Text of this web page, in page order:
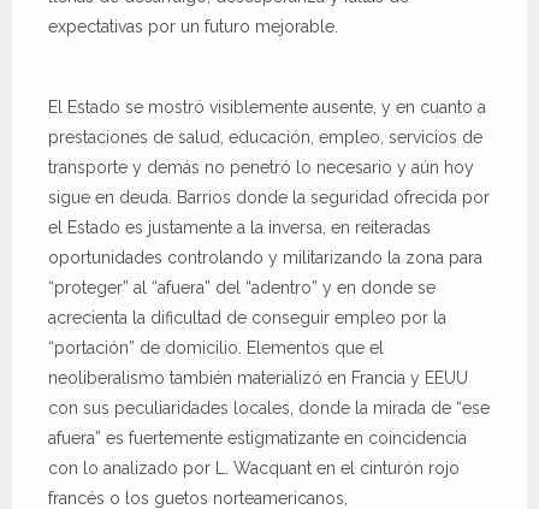
expectativas por un futuro mejorable.
El Estado se mostró visiblemente ausente, y en cuanto a
prestaciones de salud, educación, empleo, servicios de
transporte y demás no penetró lo necesario y aún hoy
sigue en deuda. Barrios donde la seguridad ofrecida por
el Estado es justamente a la inversa, en reiteradas
oportunidades controlando y militarizando la zona para
“proteger” al “afuera” del “adentro” y en donde se
acrecienta la dificultad de conseguir empleo por la
“portación” de domicilio. Elementos que el
neoliberalismo también materializó en Francia y EEUU
con sus peculiaridades locales, donde la mirada de “ese
afuera” es fuertemente estigmatizante en coincidencia
con lo analizado por L. Wacquant en el cinturón rojo
francés o los guetos norteamericanos,